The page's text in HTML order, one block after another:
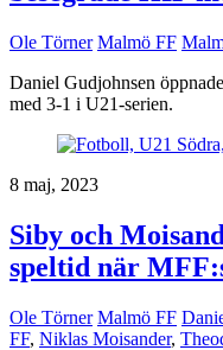
Ole Törner Malmö FF
Daniel Gudjohnsen
med 3-1 i U21-serien.
8 maj, 2023
Siby och
speltid när
Ole Törner Malmö FF
FF, Niklas Moisander,